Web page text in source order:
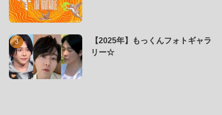
【2025年】もっくんフォトギャラ
リー☆